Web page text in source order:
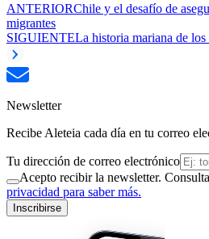
ANTERIORChile y el desafío de
migrantes
SIGUIENTELa historia mariana de
Newsletter
Recibe Aleteia cada día en tu correo
Tu dirección de correo electrónico
Acepto recibir la newsletter.
privacidad para saber más.
Inscribirse